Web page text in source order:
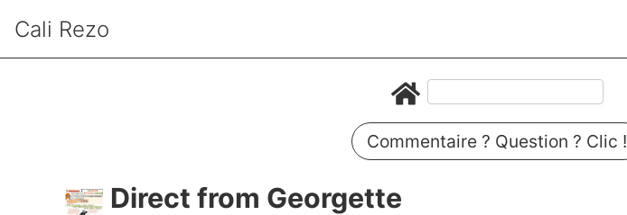
Cali Rezo
Commentaire ? Question ? Clic !
Direct from Georgette